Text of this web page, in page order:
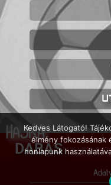
HAJRÁ
DABAS
Kedves Látogató!
élmény fokozásának
honlapunk